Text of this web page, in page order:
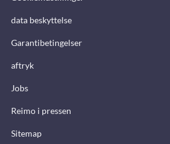
data beskyttelse
Garantibetingelser
aftryk
Jobs
Reimo i pressen
Sitemap